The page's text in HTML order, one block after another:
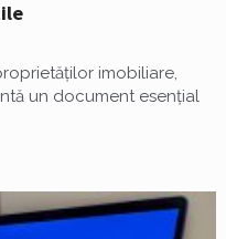
imobiliare,
un document esențial